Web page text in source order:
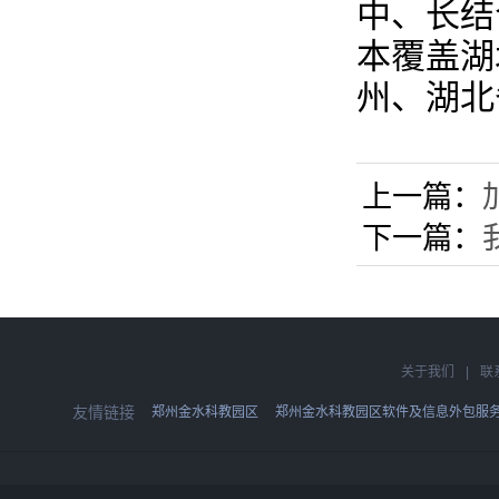
中、长
本覆盖
州、湖
上一篇：
下一篇：
关于我们 联
友情链接 郑州金水科教园区 郑州金水科教园区软件及信息外包服